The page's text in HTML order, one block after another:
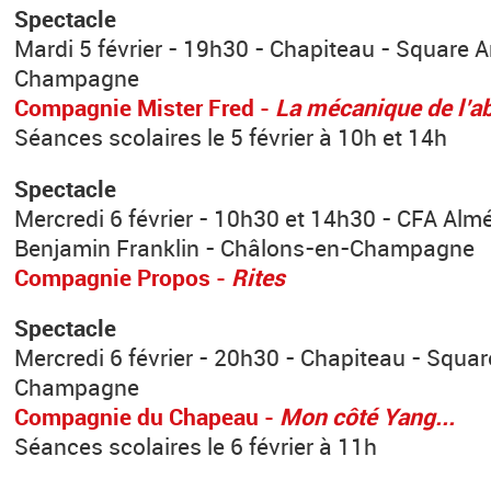
Spectacle
Mardi 5 février - 19h30 - Chapiteau - Square
Champagne
Compagnie Mister Fred - La mécanique de
Séances scolaires le 5 février à 10h et 14h
Spectacle
Mercredi 6 février - 10h30 et 14h30 - CFA
Benjamin Franklin - Châlons-en-Champagne
Compagnie Propos - Rites
Spectacle
Mercredi 6 février - 20h30 - Chapiteau -
Champagne
Compagnie du Chapeau - Mon côté Yang...
Séances scolaires le 6 février à 11h